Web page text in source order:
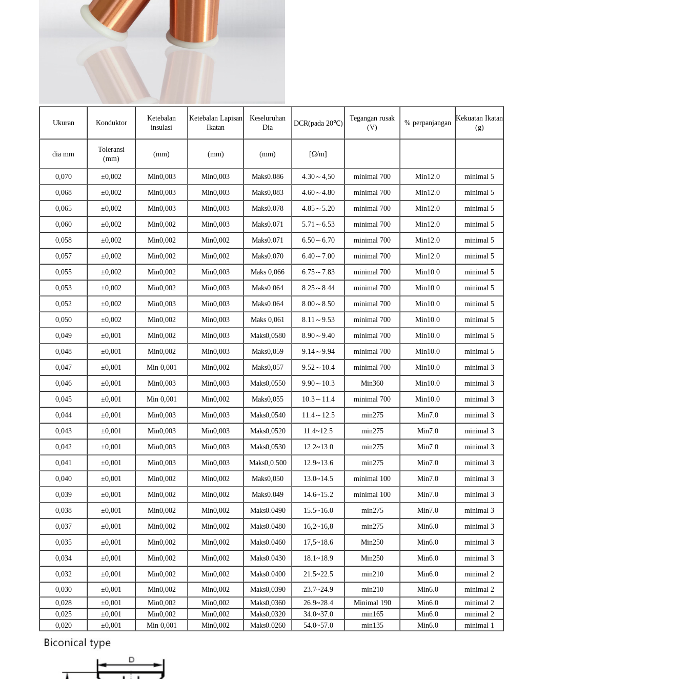
Ukuran Konduktor
Ketebalan
insulasi
Ketebalan Lapisan
Ikatan
Keseluruhan
Dia
DCR(pada 20℃)
Tegangan rusak
(V)
% perpanjangan
Kekuatan Ikatan
(g)
dia mm
Toleransi
(mm)
(mm) (mm) (mm) [Ω/m]
0,070 ±0,002 Min0,003 Min0,003 Maks0.086 4.30～4,50 minimal 700 Min12.0 minimal 5
0,068 ±0,002 Min0,003 Min0,003 Maks0,083 4.60～4.80 minimal 700 Min12.0 minimal 5
0,065 ±0,002 Min0,003 Min0,003 Maks0.078 4.85～5.20 minimal 700 Min12.0 minimal 5
0,060 ±0,002 Min0,002 Min0,003 Maks0.071 5.71～6.53 minimal 700 Min12.0 minimal 5
0,058 ±0,002 Min0,002 Min0,002 Maks0.071 6.50～6.70 minimal 700 Min12.0 minimal 5
0,057 ±0,002 Min0,002 Min0,002 Maks0.070 6.40～7.00 minimal 700 Min12.0 minimal 5
0,055 ±0,002 Min0,002 Min0,003 Maks 0,066 6.75～7.83 minimal 700 Min10.0 minimal 5
0,053 ±0,002 Min0,002 Min0,003 Maks0.064 8.25～8.44 minimal 700 Min10.0 minimal 5
0,052 ±0,002 Min0,003 Min0,003 Maks0.064 8.00～8.50 minimal 700 Min10.0 minimal 5
0,050 ±0,002 Min0,002 Min0,003 Maks 0,061 8.11～9.53 minimal 700 Min10.0 minimal 5
0,049 ±0,001 Min0,002 Min0,003 Maks0,0580 8.90～9.40 minimal 700 Min10.0 minimal 5
0,048 ±0,001 Min0,002 Min0,003 Maks0,059 9.14～9.94 minimal 700 Min10.0 minimal 5
0,047 ±0,001 Min 0,001 Min0,002 Maks0,057 9.52～10.4 minimal 700 Min10.0 minimal 3
0,046 ±0,001 Min0,003 Min0,003 Maks0,0550 9.90～10.3 Min360 Min10.0 minimal 3
0,045 ±0,001 Min 0,001 Min0,002 Maks0,055 10.3～11.4 minimal 700 Min10.0 minimal 3
0,044 ±0,001 Min0,003 Min0,003 Maks0,0540 11.4～12.5 min275 Min7.0 minimal 3
0,043 ±0,001 Min0,003 Min0,003 Maks0,0520 11.4~12.5 min275 Min7.0 minimal 3
0,042 ±0,001 Min0,003 Min0,003 Maks0,0530 12.2~13.0 min275 Min7.0 minimal 3
0,041 ±0,001 Min0,003 Min0,003 Maks0,0.500 12.9~13.6 min275 Min7.0 minimal 3
0,040 ±0,001 Min0,002 Min0,002 Maks0,050 13.0~14.5 minimal 100 Min7.0 minimal 3
0,039 ±0,001 Min0,002 Min0,002 Maks0.049 14.6~15.2 minimal 100 Min7.0 minimal 3
0,038 ±0,001 Min0,002 Min0,002 Maks0.0490 15.5~16.0 min275 Min7.0 minimal 3
0,037 ±0,001 Min0,002 Min0,002 Maks0.0480 16,2~16,8 min275 Min6.0 minimal 3
0,035 ±0,001 Min0,002 Min0,002 Maks0.0460 17,5~18.6 Min250 Min6.0 minimal 3
0,034 ±0,001 Min0,002 Min0,002 Maks0.0430 18.1~18.9 Min250 Min6.0 minimal 3
0,032 ±0,001 Min0,002 Min0,002 Maks0.0400 21.5~22.5 min210 Min6.0
minimal 2
0,030
±0,001 Min0,002 Min0,002 Maks0,0390 23.7~24.9 min210 Min6.0
minimal 2
0,028
±0,001 Min0,002 Min0,002 Maks0,0360 26.9~28.4 Minimal 190 Min6.0
minimal 2
0,025
±0,001 Min0,002 Min0,002 Maks0,0320 34.0~37.0 min165 Min6.0
minimal 2
0,020
±0,001 Min 0,001 Min0,002 Maks0.0260 54.0~57.0 min135 Min6.0 minimal 1